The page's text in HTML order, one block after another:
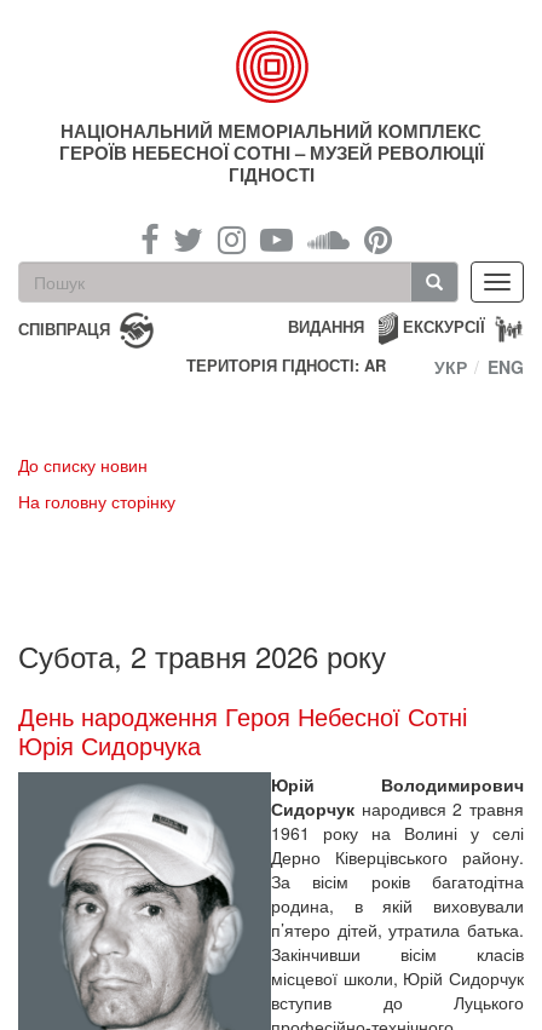
НАЦІОНАЛЬНИЙ МЕМОРІАЛЬНИЙ КОМПЛЕКС
ГЕРОЇВ НЕБЕСНОЇ СОТНІ – МУЗЕЙ РЕВОЛЮЦІЇ
ГІДНОСТІ
Пошукова
форма
Пошук
СПІВПРАЦЯ ЕКСКУРСІЇ
ВИДАННЯ
ТЕРИТОРІЯ ГІДНОСТІ: AR
УКР ENG
До списку новин
На головну сторінку
Субота, 2 травня 2026 року
День народження Героя Небесної Сотні
Юрія Сидорчука
Юрій Володимирович
Сидорчук народився 2 травня
1961 року на Волині у селі
Дерно Ківерцівського району.
За вісім років багатодітна
родина, в якій виховували
п’ятеро дітей, утратила батька.
Закінчивши вісім класів
місцевої школи, Юрій Сидорчук
вступив до Луцького